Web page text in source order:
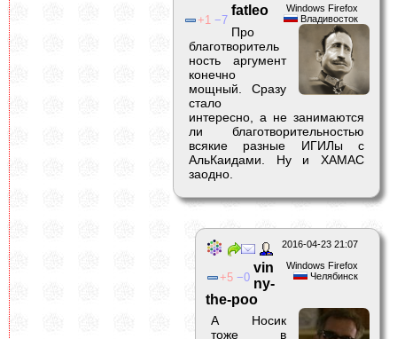
Windows Firefox
Владивосток
1 7
fatleo
Про
благотворитель
ность аргумент
конечно
мощный. Сразу
стало
интересно, а не занимаются
ли благотворительностью
всякие разные ИГИЛы с
АльКаидами. Ну и ХАМАС
заодно.
2016-04-23 21:07
Windows Firefox
Челябинск
5 0
vin
ny-
the-poo
А Носик
тоже в